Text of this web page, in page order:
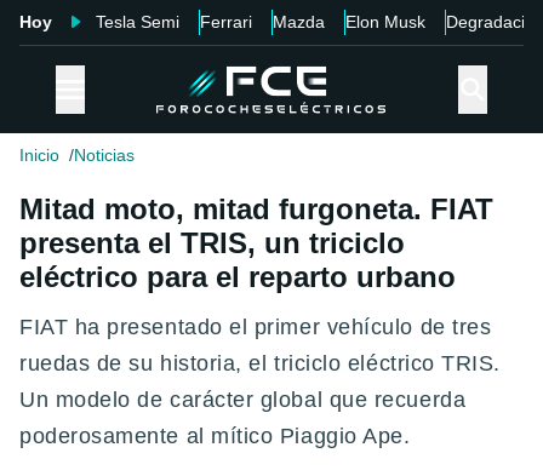
Hoy Tesla Semi Ferrari Mazda Elon Musk Degradación
Inicio Noticias
Mitad moto, mitad furgoneta. FIAT
presenta el TRIS, un triciclo
eléctrico para el reparto urbano
FIAT ha presentado el primer vehículo de tres
ruedas de su historia, el triciclo eléctrico TRIS.
Un modelo de carácter global que recuerda
poderosamente al mítico Piaggio Ape.